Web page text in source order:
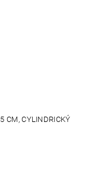
CM, CYLINDRICKÝ